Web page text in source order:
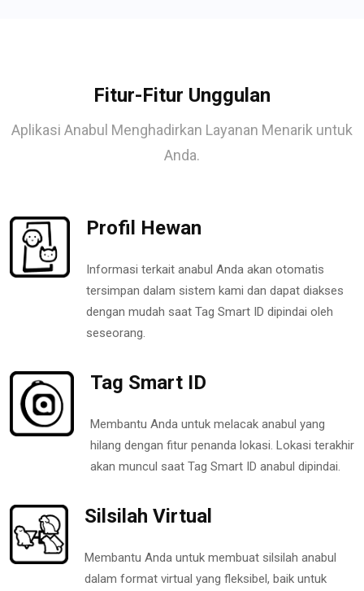
Fitur-Fitur Unggulan
Aplikasi Anabul Menghadirkan Layanan Menarik untuk
Anda.
Profil Hewan
Informasi terkait anabul Anda akan otomatis
tersimpan dalam sistem kami dan dapat diakses
dengan mudah saat Tag Smart ID dipindai oleh
seseorang.
Tag Smart ID
Membantu Anda untuk melacak anabul yang
hilang dengan fitur penanda lokasi. Lokasi terakhir
akan muncul saat Tag Smart ID anabul dipindai.
Silsilah Virtual
Membantu Anda untuk membuat silsilah anabul
dalam format virtual yang fleksibel, baik untuk